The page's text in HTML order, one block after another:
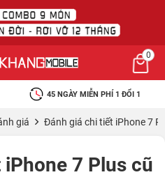
0
45 NGÀY MIỄN PHÍ 1 ĐỔI 1
giá Đánh giá chi tiết iPhone 7
7 Plus cũ